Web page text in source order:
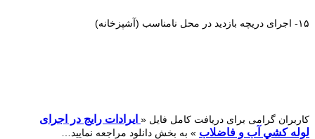
۱۵- اﺟﺮای درﻳﭽﻪ ﺑﺎزدﻳﺪ در ﻣﺤﻞ ﻧﺎﻣﻨﺎﺳﺐ (آﺷﭙﺰﺧﺎﻧﻪ)
کاربران گرامی برای دریافت کامل فایل « اﻳﺮادات راﻳﺞ در اﺟﺮای
ﻟﻮﻟﻪ ﻛﺸﻲ آب و ﻓﺎﺿﻼب » به بخش دانلود مراجعه نمایید…